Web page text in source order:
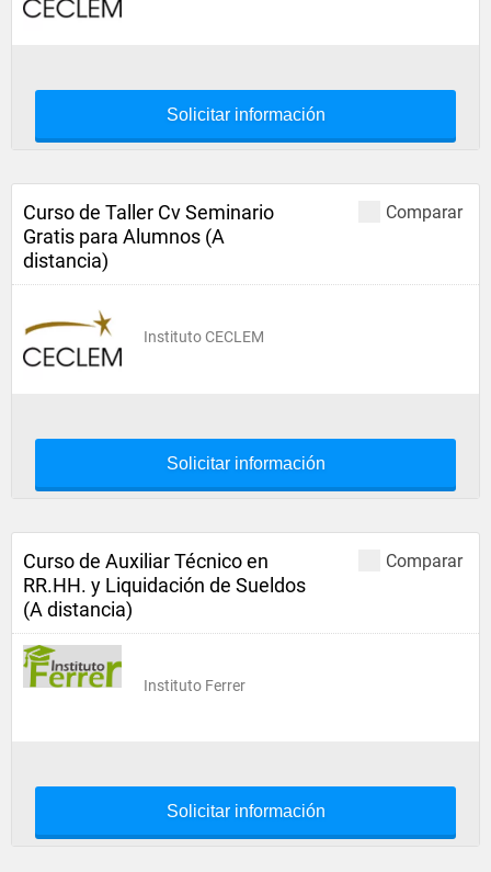
Solicitar información
Comparar
Curso de Taller Cv Seminario
Gratis para Alumnos (A
distancia)
Instituto CECLEM
Solicitar información
Comparar
Curso de Auxiliar Técnico en
RR.HH. y Liquidación de Sueldos
(A distancia)
Instituto Ferrer
Solicitar información